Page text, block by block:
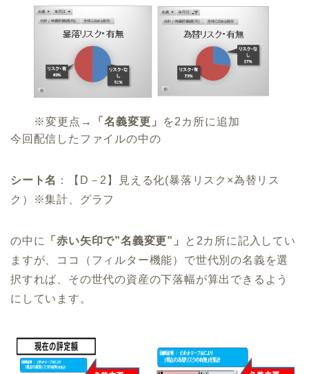
※変更点→ 「名義変更」
を2カ所に追加
今回配信したファイルの中の
シート名 ：【D－2】見える化(暴落リスク×為替リス
ク）※集計、グラフ
の中に 「赤い矢印で”名義変更”」
と2カ所に記入してい
ますが、ココ（フィルター機能）で世代別の名義を選
択すれば、その世代の資産の下落幅が算出できるよう
にしています。